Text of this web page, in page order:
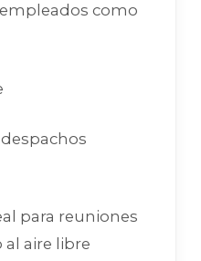
como
para reuniones
al aire libre